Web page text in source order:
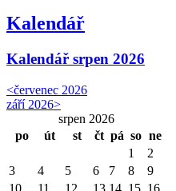
Kalendář
Kalendář srpen 2026
<červenec 2026
září 2026>
srpen 2026
po
út st čt pá so ne
1
2
3
4 5 6 7 8
9
10
11 12 13 14 15 16